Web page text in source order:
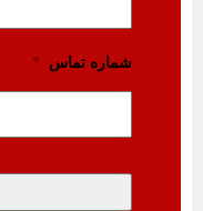
شماره تماس *